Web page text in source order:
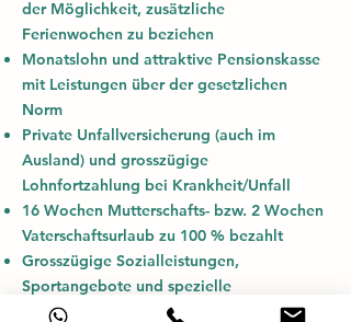
der Möglichkeit, zusätzliche
Ferienwochen zu beziehen
Monatslohn und attraktive Pensionskasse
mit Leistungen über der gesetzlichen
Norm
Private Unfallversicherung (auch im
Ausland) und grosszügige
Lohnfortzahlung bei Krankheit/Unfall
16 Wochen Mutterschafts- bzw. 2 Wochen
Vaterschaftsurlaub zu 100 % bezahlt
Grosszügige Sozialleistungen,
Sportangebote und spezielle
Versicherungskonditionen